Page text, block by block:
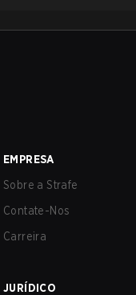
EMPRESA
Sobre a Strafe
Contate-Nos
Carreira
JURÍDICO